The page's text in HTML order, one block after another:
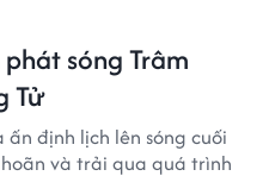
sóng Trâm
Tử
định lịch lên sóng cuối
và trải qua quá trình